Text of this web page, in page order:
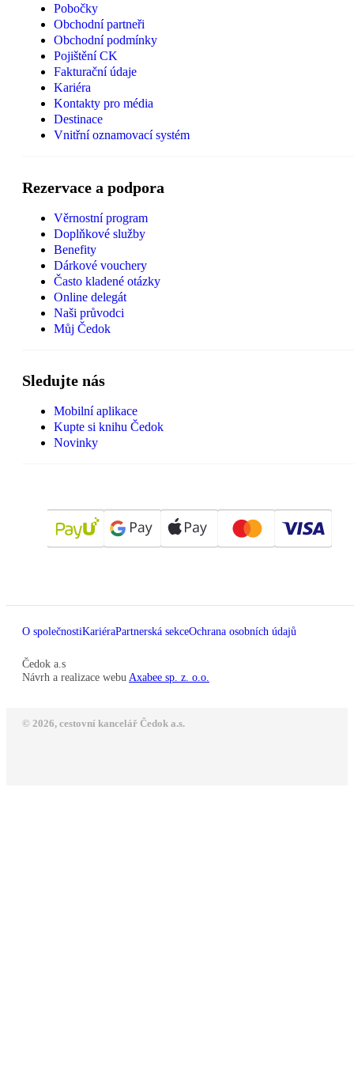
Pobočky
Obchodní partneři
Obchodní podmínky
Pojištění CK
Fakturační údaje
Kariéra
Kontakty pro média
Destinace
Vnitřní oznamovací systém
Rezervace a podpora
Věrnostní program
Doplňkové služby
Benefity
Dárkové vouchery
Často kladené otázky
Online delegát
Naši průvodci
Můj Čedok
Sledujte nás
Mobilní aplikace
Kupte si knihu Čedok
Novinky
O společnostiKariéraPartnerská sekceOchrana osobních údajů
Čedok a.s
Návrh a realizace webu Axabee sp. z. o.o.
© 2026, cestovní kancelář Čedok a.s.